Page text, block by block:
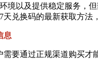
境以及提供稳定服务，
兑换码的最新获取方法
息
要通过正规渠道购买